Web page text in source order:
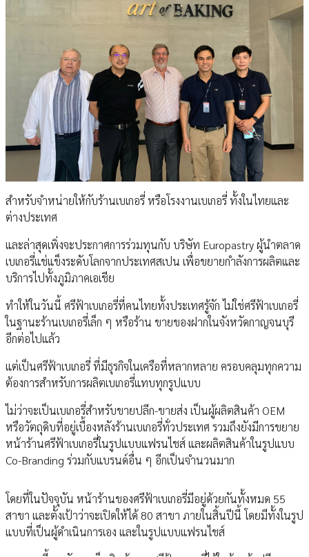
สําหรับจําหน่ายให้กับร้านเบเกอรี่ หรือโรงงานเบเกอรี่ ทั้งในไทยและ
ต่างประเทศ
และล่าสุดเพิ่งจะประกาศการร่วมทุนกับ บริษัท Europastry ผู้นําตลาด
เบเกอรี่แช่แข็งระดับโลกจากประเทศสเปน เพื่อขยายกําลังการผลิตและ
บริการไปทั้งภูมิภาคเอเชีย
ทําให้ในวันนี้ ศรีฟ้าเบเกอรี่ที่คนไทยทั้งประเทศรู้จัก ไม่ใช่ศรีฟ้าเบเกอรี่
ในฐานะร้านเบเกอรี่เล็ก ๆ หรือร้าน ขายของฝากในจังหวัดกาญจนบุรี
อีกต่อไปแล้ว
แต่เป็นศรีฟ้าเบเกอรี่ ที่มีธุรกิจในเครือที่หลากหลาย ครอบคลุมทุกความ
ต้องการสําหรับการผลิตเบเกอรี่แทบทุกรูปแบบ
ไม่ว่าจะเป็นเบเกอรี่สําหรับขายปลีก-ขายส่ง เป็นผู้ผลิตสินค้า OEM
หรือวัตถุดิบที่อยู่เบื้องหลังร้านเบเกอรี่ทั่วประเทศ รวมถึงยังมีการขยาย
หน้าร้านศรีฟ้าเบเกอรี่ในรูปแบบแฟรนไชส์ และผลิตสินค้าในรูปแบบ
Co-Branding ร่วมกับแบรนด์อื่น ๆ อีกเป็นจํานวนมาก
โดยที่ในปัจจุบัน หน้าร้านของศรีฟ้าเบเกอรี่มีอยู่ด้วยกันทั้งหมด 55
สาขา และตั้งเป้าว่าจะเปิดให้ได้ 80 สาขา ภายในสิ้นปีนี้ โดยมีทั้งในรูป
แบบที่เป็นผู้ดําเนินการเอง และในรูปแบบแฟรนไชส์